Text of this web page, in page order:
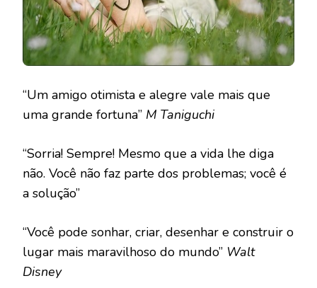
“Um amigo otimista e alegre vale mais que
uma grande fortuna” M Taniguchi
“Sorria! Sempre! Mesmo que a vida lhe diga
não. Você não faz parte dos problemas; você é
a solução”
“Você pode sonhar, criar, desenhar e construir o
lugar mais maravilhoso do mundo” Walt
Disney